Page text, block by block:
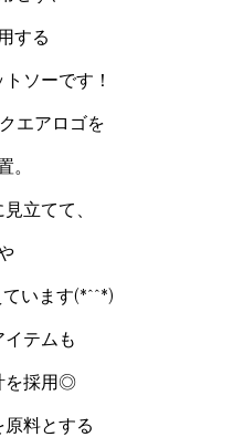
する
ソーです！
エアロゴを
。
立てて、
います(*^^*)
テムも
を採用◎
原料とする